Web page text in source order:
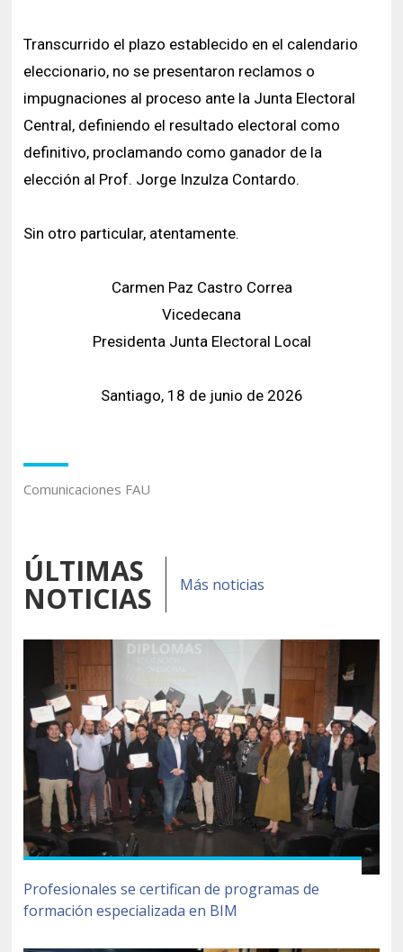
Transcurrido el plazo establecido en el calendario
eleccionario, no se presentaron reclamos o
impugnaciones al proceso ante la Junta Electoral
Central, definiendo el resultado electoral como
definitivo, proclamando como ganador de la
elección al Prof. Jorge Inzulza Contardo.
Sin otro particular, atentamente.
Carmen Paz Castro Correa
Vicedecana
Presidenta Junta Electoral Local
Santiago, 18 de junio de 2026
Comunicaciones FAU
ÚLTIMAS
NOTICIAS Más noticias
Profesionales se certifican de programas de
formación especializada en BIM